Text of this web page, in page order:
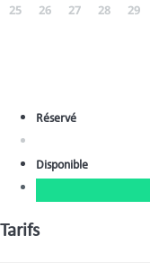
25
26 27 28 29
Réservé
Disponible
Tarifs